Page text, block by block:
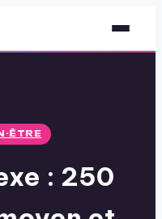
ÊTRE
: 250